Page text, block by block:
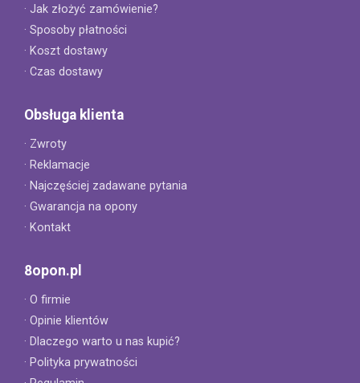
· Jak złożyć zamówienie?
· Sposoby płatności
· Koszt dostawy
· Czas dostawy
Obsługa klienta
· Zwroty
· Reklamacje
· Najczęściej zadawane pytania
· Gwarancja na opony
· Kontakt
8opon.pl
· O firmie
· Opinie klientów
· Dlaczego warto u nas kupić?
· Polityka prywatności